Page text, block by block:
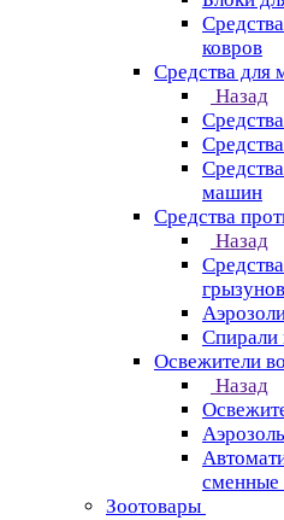
ковров
Средства для
Назад
машин
Средства
Назад
грызунов
Спирали
Освежители
Назад
сменные
Зоотовары